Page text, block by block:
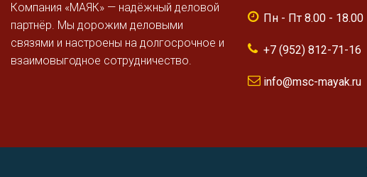
Компания «МАЯК» — надёжный деловой
партнёр. Мы дорожим деловыми
связями и настроены на долгосрочное и
взаимовыгодное сотрудничество.
Пн - Пт 8.00 - 18.00
+7 (952) 812-71-16
info@msc-mayak.ru